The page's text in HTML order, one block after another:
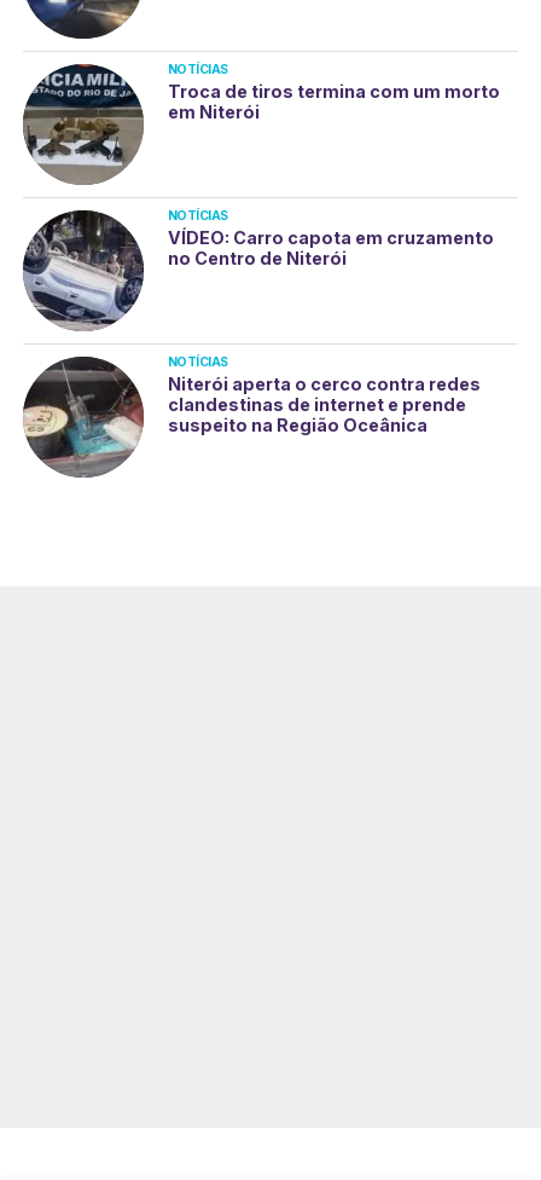
NOTÍCIAS
Troca de tiros termina com um morto
em Niterói
NOTÍCIAS
VÍDEO: Carro capota em cruzamento
no Centro de Niterói
NOTÍCIAS
Niterói aperta o cerco contra redes
clandestinas de internet e prende
suspeito na Região Oceânica